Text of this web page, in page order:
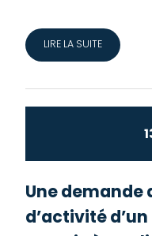
LIRE LA SUITE
Une
d’activité